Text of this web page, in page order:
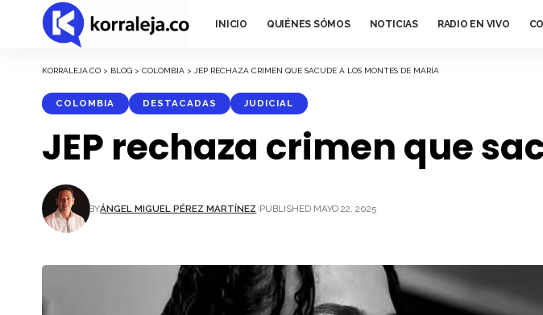
INICIO QUIÉNES SÓMOS NOTICIAS RADIO EN VIVO
KORRALEJA.CO > BLOG > COLOMBIA > JEP RECHAZA CRIMEN QUE SACUDE A LOS MONTES DE MARÍA
COLOMBIA DESTACADAS JUDICIAL
JEP rechaza crimen que
BYÁNGEL MIGUEL PÉREZ MARTÍNEZ PUBLISHED MAYO 22, 2025